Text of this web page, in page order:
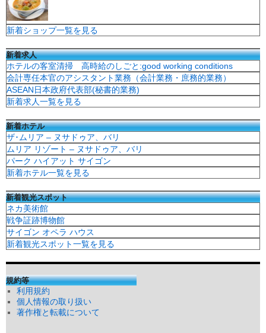
新着ショップ一覧を見る
新着求人
ホテルの客室清掃 高時給のしごと:good working conditions
会計専任本官のアシスタント業務（会計業務・庶務的業務）
ASEAN日本政府代表部(秘書的業務)
新着求人一覧を見る
新着ホテル
ザ･ムリア – ヌサドゥア、バリ
ムリア リゾート – ヌサドゥア、バリ
パーク ハイアット サイゴン
新着ホテル一覧を見る
新着観光スポット
ネカ美術館
戦争証跡博物館
サイゴン オペラ ハウス
新着観光スポット一覧を見る
規約等
利用規約
個人情報の取り扱い
著作権と転載について